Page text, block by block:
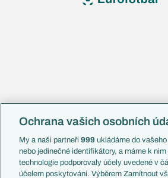
Ochrana vašich osobních
My a naši partneři 999 ukládáme do
nebo jedinečné identifikátory, a máme k
technologie podporovaly účely uvedené v
účelem poskytování. Výběrem Zamítnout